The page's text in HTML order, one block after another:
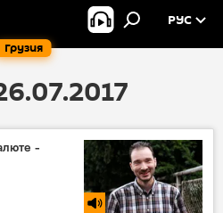
Грузия
РУС
-